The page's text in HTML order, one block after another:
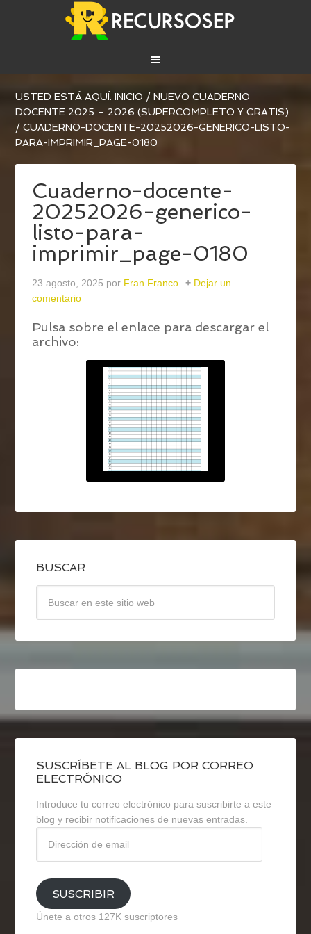
USTED ESTÁ AQUÍ:INICIO / NUEVO CUADERNO
DOCENTE 2025 – 2026 (SUPERCOMPLETO Y GRATIS)
/ CUADERNO-DOCENTE-20252026-GENERICO-LISTO-
PARA-IMPRIMIR_PAGE-0180
Cuaderno-docente-
20252026-generico-
listo-para-
imprimir_page-0180
23 agosto, 2025 por Fran Franco
Dejar un
comentario
Pulsa sobre el enlace para descargar el
archivo:
BUSCAR
SUSCRÍBETE AL BLOG POR CORREO
ELECTRÓNICO
Introduce tu correo electrónico para suscribirte a este
blog y recibir notificaciones de nuevas entradas.
email
SUSCRIBIR
Únete a otros 127K suscriptores